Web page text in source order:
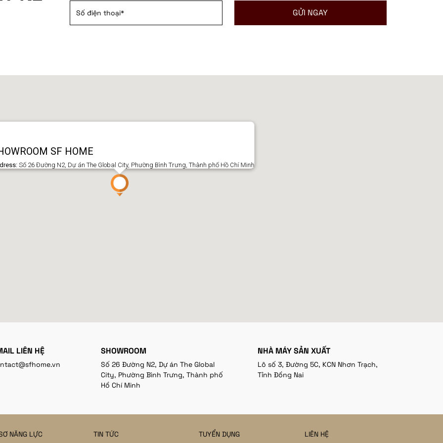
SF HOME
Số 26 Đường N2, Dự án The Global City, Phường Bình Trưng, Thành phố Hồ Chí Minh
LIÊN HỆ SHOWROOM
Số 26 Đường N2, Dự án The Global
City, Phường Bình Trưng, Thành phố
Hồ Chí Minh
NHÀ MÁY SẢN XUẤT
Lô số 3, Đường 5C, KCN Nhơn Trạch,
Tỉnh Đồng Nai
NĂNG LỰC TIN TỨC TUYỂN DỤNG LIÊN HỆ